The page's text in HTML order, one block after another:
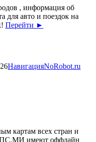
, информация об
для авто и поездок на
Перейти ►
НавигацияNoRobot.ru
картам всех стран и
имеют оффлайн